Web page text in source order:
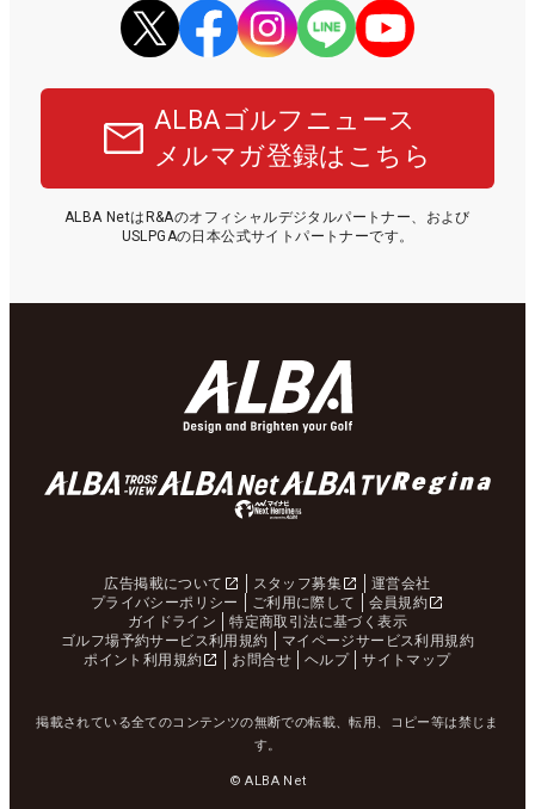
ALBAゴルフニュース
メルマガ登録はこちら
ALBA NetはR&Aのオフィシャルデジタルパートナー、および
USLPGAの日本公式サイトパートナーです。
広告掲載について スタッフ募集
運営会社
プライバシーポリシー
ご利用に際して
会員規約
ガイドライン
特定商取引法に基づく表示
ゴルフ場予約サービス利用規約
マイページサービス利用規約
ポイント利用規約
お問合せ ヘルプ サイトマップ
掲載されている全てのコンテンツの無断での転載、転用、コピー等は禁じま
す。
© ALBA Net